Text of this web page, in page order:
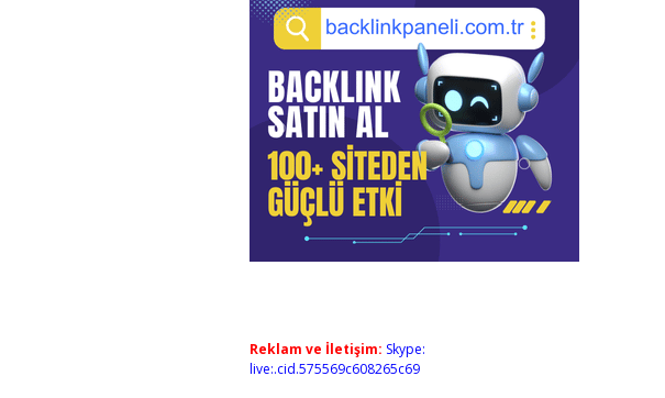
Reklam ve İletişim: Skype:
live:.cid.575569c608265c69